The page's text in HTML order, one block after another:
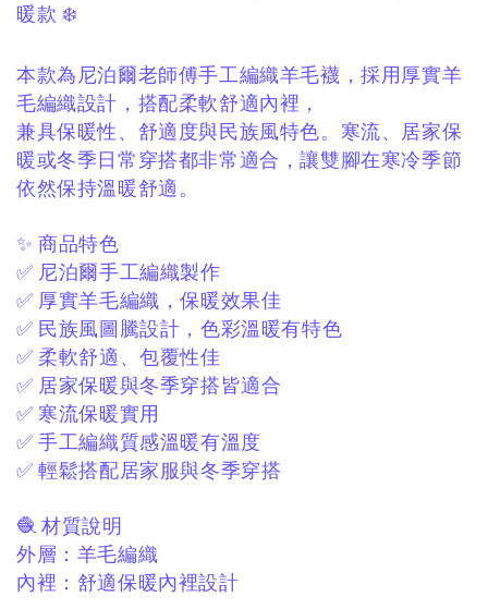
暖款 ❄️
本款為尼泊爾老師傅手工編織羊毛襪，採用厚實羊
毛編織設計， 搭配柔軟舒適內裡，
兼具保暖性、舒適度與民族風特色。 寒流、居家保
暖或冬季日常穿搭都非常適合，讓雙腳在寒冷季節
依然保持溫暖舒適。
✨ 商品特色
✅ 尼泊爾手工編織製作
✅ 厚實羊毛編織，保暖效果佳
✅ 民族風圖騰設計，色彩溫暖有特色
✅ 柔軟舒適、包覆性佳
✅ 居家保暖與冬季穿搭皆適合
✅ 寒流保暖實用
✅ 手工編織質感溫暖有溫度
✅ 輕鬆搭配居家服與冬季穿搭
🧶 材質說明
外層： 羊毛編織
內裡： 舒適保暖內裡設計